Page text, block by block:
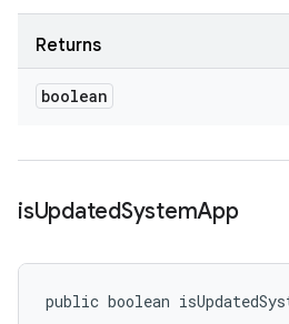
Returns
boolean
isUpdatedSystemApp
public boolean